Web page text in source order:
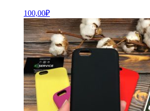
100,00₽